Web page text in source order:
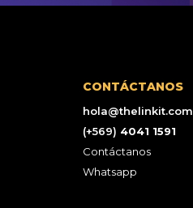
CONTÁCTANOS
hola@thelinkit.com
(+569) 4041 1591
Contáctanos
Whatsapp